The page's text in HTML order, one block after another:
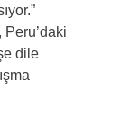
Peru’daki
dile